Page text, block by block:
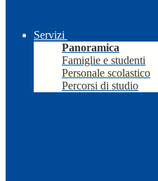
Servizi
Panoramica
Famiglie e studenti
Personale scolastico
Percorsi di studio